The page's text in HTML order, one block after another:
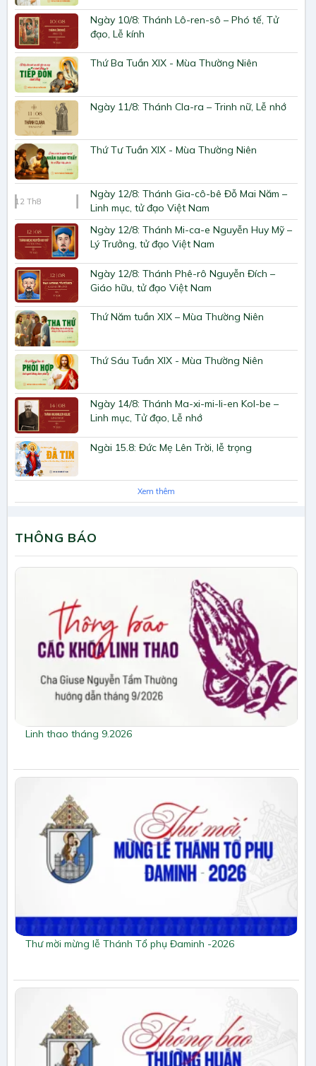
Ngày 10/8: Thánh Lô-ren-sô – Phó tế, Tử
đạo, Lễ kính
Thứ Ba Tuần XIX - Mùa Thường Niên
Ngày 11/8: Thánh Cla-ra – Trinh nữ, Lễ nhớ
Thứ Tư Tuần XIX - Mùa Thường Niên
12 Th8
Ngày 12/8: Thánh Gia-cô-bê Đỗ Mai Năm –
Linh mục, tử đạo Việt Nam
Ngày 12/8: Thánh Mi-ca-e Nguyễn Huy Mỹ –
Lý Trưởng, tử đạo Việt Nam
Ngày 12/8: Thánh Phê-rô Nguyễn Đích –
Giáo hữu, tử đạo Việt Nam
Thứ Năm tuần XIX – Mùa Thường Niên
Thứ Sáu Tuần XIX - Mùa Thường Niên
Ngày 14/8: Thánh Ma-xi-mi-li-en Kol-be –
Linh mục, Tử đạo, Lễ nhớ
Ngài 15.8: Đức Mẹ Lên Trời, lễ trọng
Xem thêm
THÔNG BÁO
Linh thao tháng 9.2026
Thư mời mừng lễ Thánh Tổ phụ Đaminh -2026